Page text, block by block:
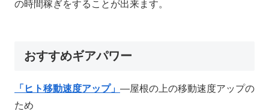
の時間稼ぎをすることが出来ます。
おすすめギアパワー
「ヒト移動速度アップ」 —屋根の上の移動速度アップの
ため